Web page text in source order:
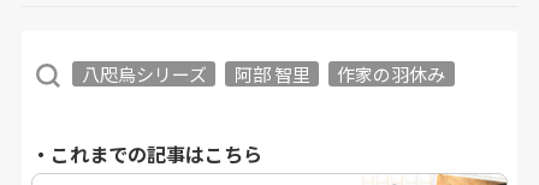
八咫烏シリーズ 阿部 智里 作家の羽休み
・これまでの記事はこちら